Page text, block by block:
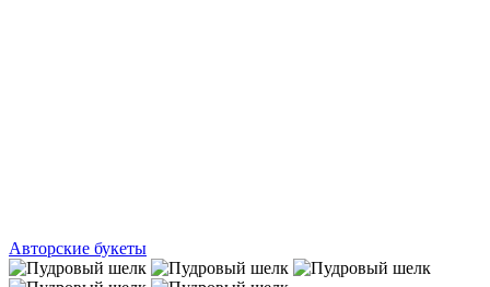
Авторские букеты